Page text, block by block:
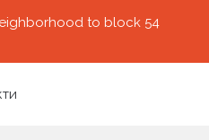
to block 54